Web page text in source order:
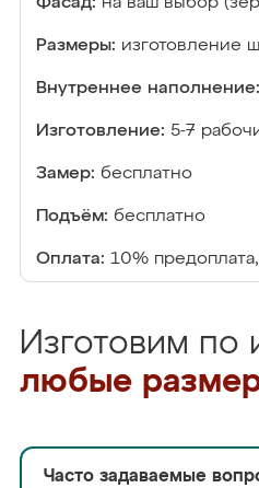
Размеры: изготовление
Внутреннее наполнение:
Изготовление: 5-7
Замер: бесплатно
Подъём: бесплатно
Оплата: 10%
Изготовим по
любые
Часто задаваемые